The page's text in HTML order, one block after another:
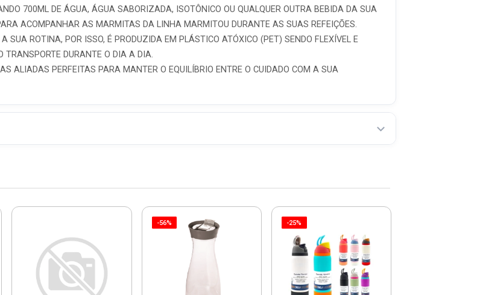
700ML DE ÁGUA, ÁGUA SABORIZADA, ISOTÔNICO OU QUALQUER OUTRA BEBIDA DA SUA
ACOMPANHAR AS MARMITAS DA LINHA MARMITOU DURANTE AS SUAS REFEIÇÕES.
SUA ROTINA, POR ISSO, É PRODUZIDA EM PLÁSTICO ATÓXICO (PET) SENDO FLEXÍVEL E
TRANSPORTE DURANTE O DIA A DIA.
ALIADAS PERFEITAS PARA MANTER O EQUILÍBRIO ENTRE O CUIDADO COM A SUA
-56% -25%